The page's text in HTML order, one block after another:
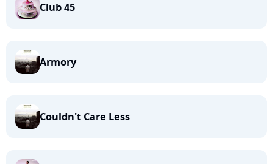
Club 45
Armory
Couldn't Care Less